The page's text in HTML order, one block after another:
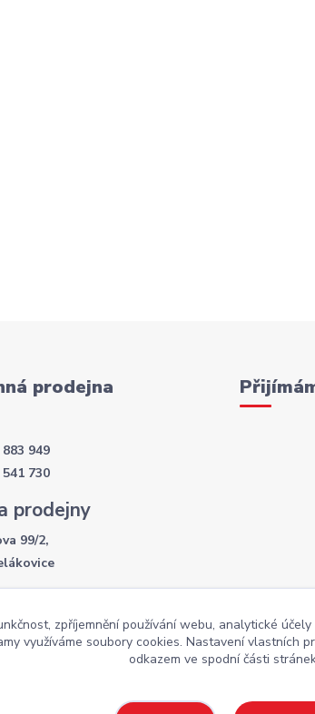
prodejna
949
730
prodejny
99/2,
- 17:30
12:00
zpříjemnění používání webu, analytické
využíváme soubory cookies. Nastavení vlastních
odkazem ve spodní části